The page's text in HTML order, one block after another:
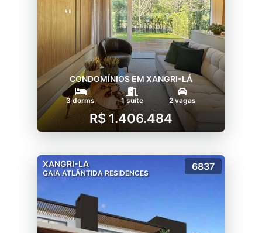
CONDOMÍNIOS EM XANGRI-LÁ
3 dorms 1 suíte 2 vagas
R$ 1.406.484
XANGRI-LA
GAIA ATLÂNTIDA RESIDENCES
6837